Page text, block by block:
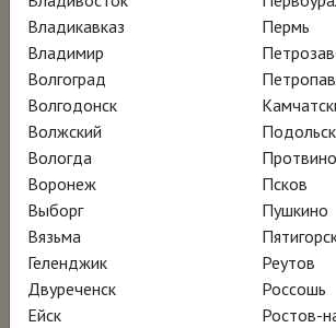
знаковой картины «Мир
к искусству досталась ему от
Конверса Уайета,
иллюстратора детских книг,
вдохновляли создателя
Джорджа Лукаса. Эта же
продолжила гореть в его сыне
сохраняя незыблемое
Уайетов.
Владикавказ
Владимир
Волгоград
Волгодонск
Волжский
Вологда
Воронеж
Выборг
Вязьма
Геленджик
Двуреченск
Ейск
Пермь
Подольск
Протвино
Псков
Пушкино
Реутов
Россошь
Ростов-